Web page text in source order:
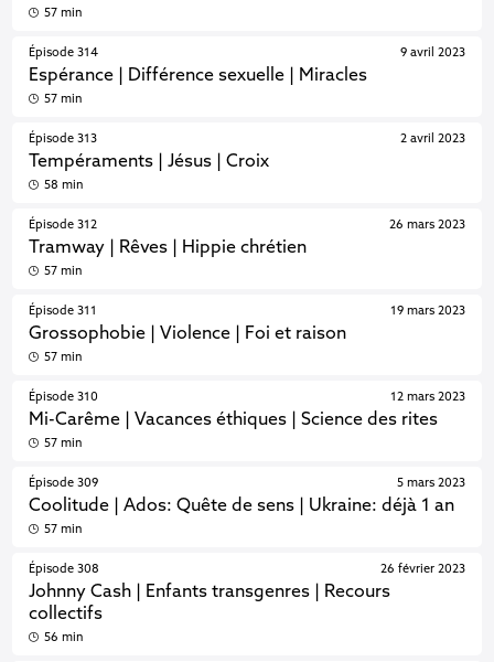
57 min
Épisode 314
Espérance | Différence sexuelle | Miracles
9 avril 2023
57 min
Épisode 313
Tempéraments | Jésus | Croix
2 avril 2023
58 min
Épisode 312
Tramway | Rêves | Hippie chrétien
26 mars 2023
57 min
Épisode 311
Grossophobie | Violence | Foi et raison
19 mars 2023
57 min
Épisode 310
Mi-Carême | Vacances éthiques | Science des rites
12 mars 2023
57 min
Épisode 309
Coolitude | Ados: Quête de sens | Ukraine: déjà 1 an
5 mars 2023
57 min
Épisode 308
Johnny Cash | Enfants transgenres | Recours
collectifs
26 février 2023
56 min